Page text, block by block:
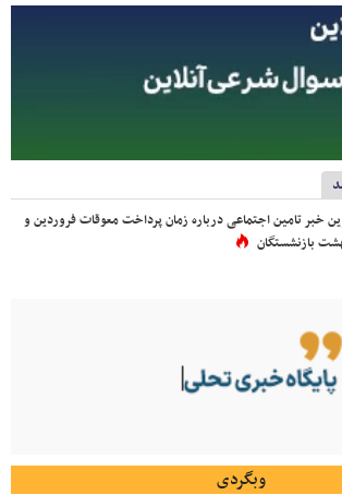
خبر تامین اجتماعی درباره زمان پرداخت معوقات فروردین و
بازنشستگان
وبگردی